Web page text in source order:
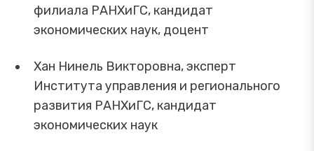
филиала РАНХиГС, кандидат
экономических наук, доцент
Хан Нинель Викторовна, эксперт
Института управления и регионального
развития РАНХиГС, кандидат
экономических наук